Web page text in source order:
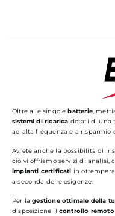
Oltre alle singolebatterie,
sistemi di ricarica dotati di una
ad alta frequenza e a risparmio
Avrete anche la possibilità di
ciò vi offriamo servizi di analisi,
impianti certificati in
a seconda delle esigenze.
Per lagestione ottimale della
disposizione il controllo remoto